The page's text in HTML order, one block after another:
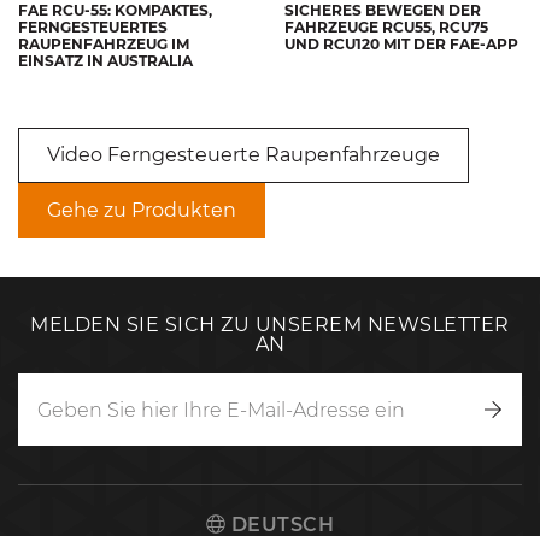
FAE RCU-55: KOMPAKTES,
FERNGESTEUERTES
RAUPENFAHRZEUG IM
EINSATZ IN AUSTRALIA
SICHERES BEWEGEN DER
FAHRZEUGE RCU55, RCU75
UND RCU120 MIT DER FAE-APP
Video Ferngesteuerte Raupenfahrzeuge
Gehe zu Produkten
MELDEN SIE SICH ZU UNSEREM NEWSLETTER
AN
DEUTSCH